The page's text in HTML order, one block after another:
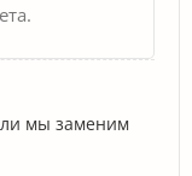
мы заменим